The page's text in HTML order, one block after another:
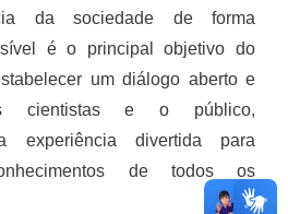
da sociedade de forma
é o principal objetivo do
um diálogo aberto e
cientistas e o público,
experiência divertida para
de todos os